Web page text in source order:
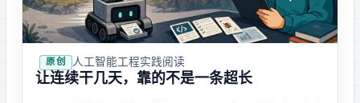
原创 人工智能 · 工程实践· 阅读
让 Codex 连续干几天，靠的不是一条超长 Prompt